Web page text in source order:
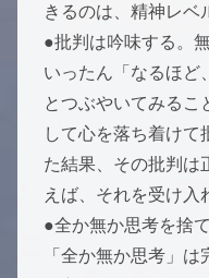
きるのは、精神レベ
●批判は吟味する。
いったん「なるほど
とつぶやいてみるこ
して心を落ち着けて
た結果、その批判は
えば、それを受け入
●全か無か思考を捨
「全か無か思考」